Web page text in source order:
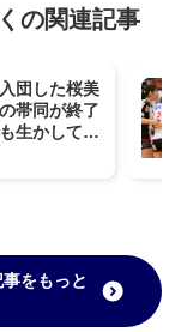
の関連記事
団した桜美
帯同が終了
生かして、
をもっと